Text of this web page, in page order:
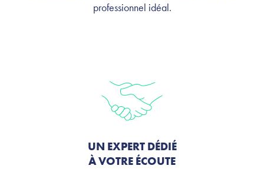
professionnel idéal.
UN EXPERT DÉDIÉ
À VOTRE ÉCOUTE